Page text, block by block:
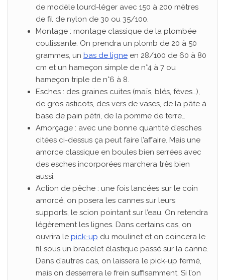
de modèle lourd-léger avec 150 à 200 mètres
de fil de nylon de 30 ou 35/100.
Montage : montage classique de la plombée
coulissante. On prendra un plomb de 20 à 50
grammes, un bas de ligne en 28/100 de 60 à 80
cm et un hameçon simple de n°4 à 7 ou
hameçon triple de n°6 à 8.
Esches : des graines cuites (maïs, blés, fèves…),
de gros asticots, des vers de vases, de la pâte à
base de pain pétri, de la pomme de terre…
Amorçage : avec une bonne quantité d’esches
citées ci-dessus ça peut faire l’affaire. Mais une
amorce classique en boules bien serrées avec
des esches incorporées marchera très bien
aussi.
Action de pêche : une fois lancées sur le coin
amorcé, on posera les cannes sur leurs
supports, le scion pointant sur l’eau. On retendra
légèrement les lignes. Dans certains cas, on
ouvrira le pick-up du moulinet et on coincera le
fil sous un bracelet élastique passé sur la canne.
Dans d’autres cas, on laissera le pick-up fermé,
mais on desserrera le frein suffisamment. Si l’on